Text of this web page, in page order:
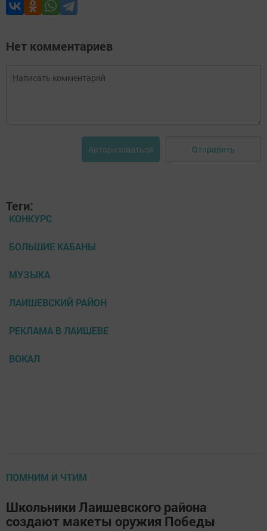
Нет комментариев
Авторизоваться Отправить
Теги:
КОНКУРС
БОЛЬШИЕ КАБАНЫ
МУЗЫКА
ЛАИШЕВСКИЙ РАЙОН
РЕКЛАМА В ЛАИШЕВЕ
ВОКАЛ
ПОМНИМ И ЧТИМ
Школьники Лаишевского района
создают макеты оружия Победы